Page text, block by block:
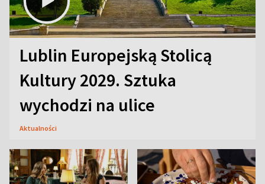
Lublin Europejską Stolicą
Kultury 2029. Sztuka
wychodzi na ulice
Aktualności